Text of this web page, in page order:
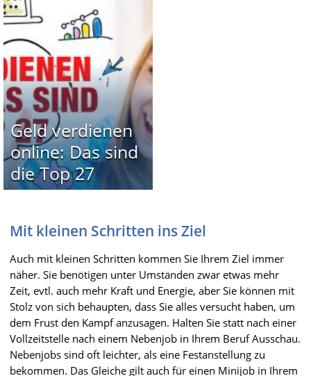
Geld verdienen
online: Das sind
die Top 27
Mit kleinen Schritten ins Ziel
Auch mit kleinen Schritten kommen Sie Ihrem Ziel immer
näher. Sie benötigen unter Umständen zwar etwas mehr
Zeit, evtl. auch mehr Kraft und Energie, aber Sie können mit
Stolz von sich behaupten, dass Sie alles versucht haben, um
dem Frust den Kampf anzusagen. Halten Sie statt nach einer
Vollzeitstelle nach einem Nebenjob in Ihrem Beruf Ausschau.
Nebenjobs sind oft leichter, als eine Festanstellung zu
bekommen. Das Gleiche gilt auch für einen Minijob in Ihrem